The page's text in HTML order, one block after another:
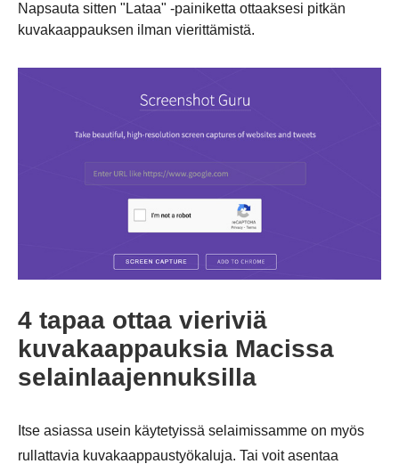
Napsauta sitten "Lataa" -painiketta ottaaksesi pitkän
kuvakaappauksen ilman vierittämistä.
4 tapaa ottaa vieriviä
kuvakaappauksia Macissa
selainlaajennuksilla
Itse asiassa usein käytetyissä selaimissamme on myös
rullattavia kuvakaappaustyökaluja. Tai voit asentaa